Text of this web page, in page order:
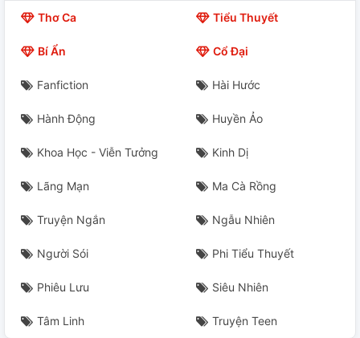
Thơ Ca Tiểu Thuyết
Bí Ẩn Cổ Đại
Fanfiction Hài Hước
Hành Động Huyền Ảo
Khoa Học - Viễn Tưởng Kinh Dị
Lãng Mạn Ma Cà Rồng
Truyện Ngắn Ngẫu Nhiên
Người Sói Phi Tiểu Thuyết
Phiêu Lưu Siêu Nhiên
Tâm Linh Truyện Teen